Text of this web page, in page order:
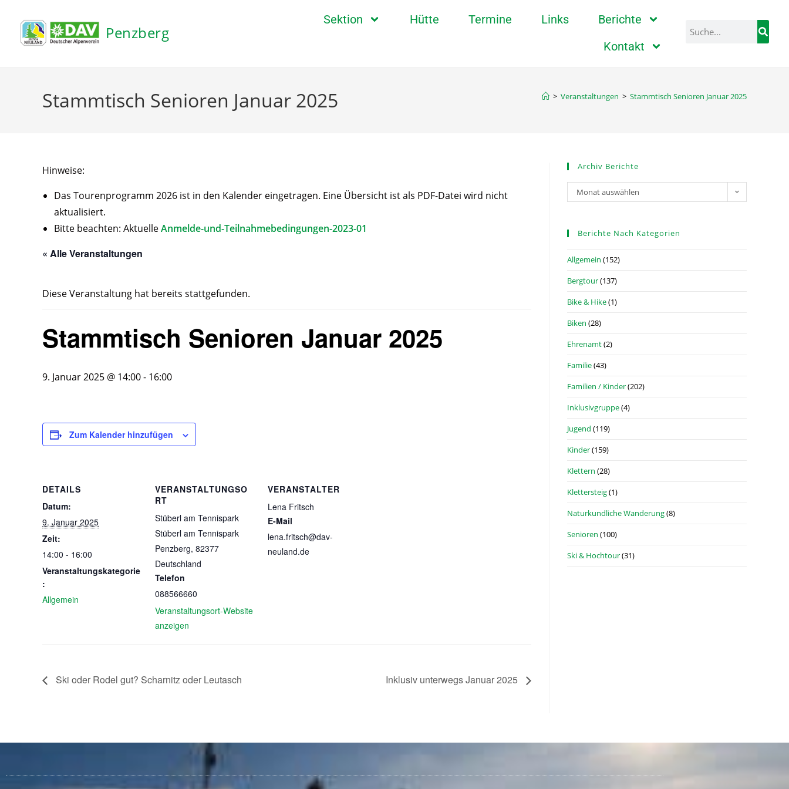
Penzberg
Sektion Hütte Termine Links
Berichte
Kontakt
Stammtisch Senioren Januar 2025 > Veranstaltungen > Stammtisch Senioren Januar 2025
Hinweise:
Das Tourenprogramm 2026 ist in den Kalender eingetragen. Eine Übersicht ist als PDF-Datei wird nicht
aktualisiert.
Bitte beachten: AktuelleAnmelde-und-Teilnahmebedingungen-2023-01
« Alle Veranstaltungen
Diese Veranstaltung hat bereits stattgefunden.
Stammtisch Senioren Januar 2025
9. Januar 2025 @ 14:00- 16:00
Zum Kalender hinzufügen
DETAILS
Datum:
9. Januar 2025
Zeit:
14:00 - 16:00
Veranstaltungskategorie
:
Allgemein
VERANSTALTUNGSO
RT
Stüberl am Tennispark
Stüberl am Tennispark
Penzberg, 82377
Deutschland
Telefon
088566660
Veranstaltungsort-Website
anzeigen
VERANSTALTER
Lena Fritsch
E-Mail
lena.fritsch@dav-
neuland.de
Ski oder Rodel gut? Scharnitz oder Leutasch Inklusiv unterwegs Januar 2025
Archiv Berichte
Monat auswählen
Berichte Nach Kategorien
Allgemein (152)
Bergtour(137)
Bike & Hike(1)
Biken (28)
Ehrenamt(2)
Familie(43)
Familien / Kinder(202)
Inklusivgruppe(4)
Jugend (119)
Kinder(159)
Klettern (28)
Klettersteig(1)
Naturkundliche Wanderung(8)
Senioren (100)
Ski & Hochtour(31)